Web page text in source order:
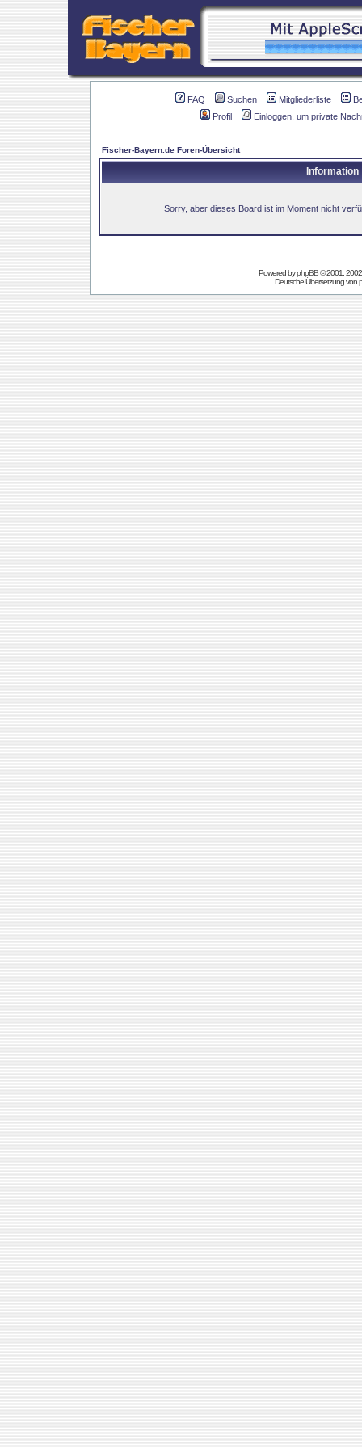
FAQ Suchen Mitgliederliste
Profil
Einloggen, um private
Fischer-Bayern.de Foren-Übersicht
Information
Sorry, aber dieses Board ist im Moment nicht
Powered byphpBB© 2001,
Deutsche Übersetzung von